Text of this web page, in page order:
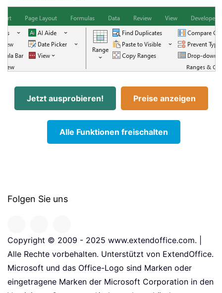
Jetzt ausprobieren! Preise anzeigen
Alle Funktionen freischalten
Folgen Sie uns
Copyright © 2009 - 2025 www.extendoffice.com. |
Alle Rechte vorbehalten. Unterstützt von ExtendOffice.
Microsoft und das Office-Logo sind Marken oder
eingetragene Marken der Microsoft Corporation in den